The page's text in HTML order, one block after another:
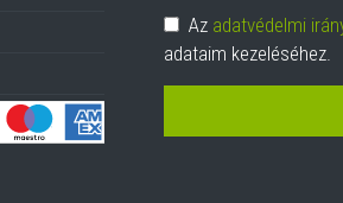
Adatvédelem
Az adatvédelmi
adataim kezeléséhez.